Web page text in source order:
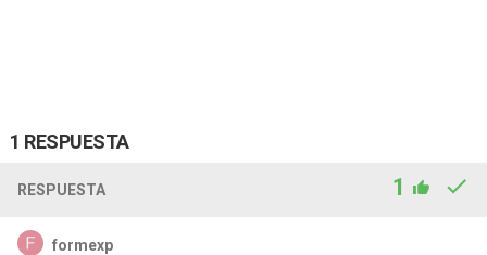
1 RESPUESTA
RESPUESTA 1
formexp